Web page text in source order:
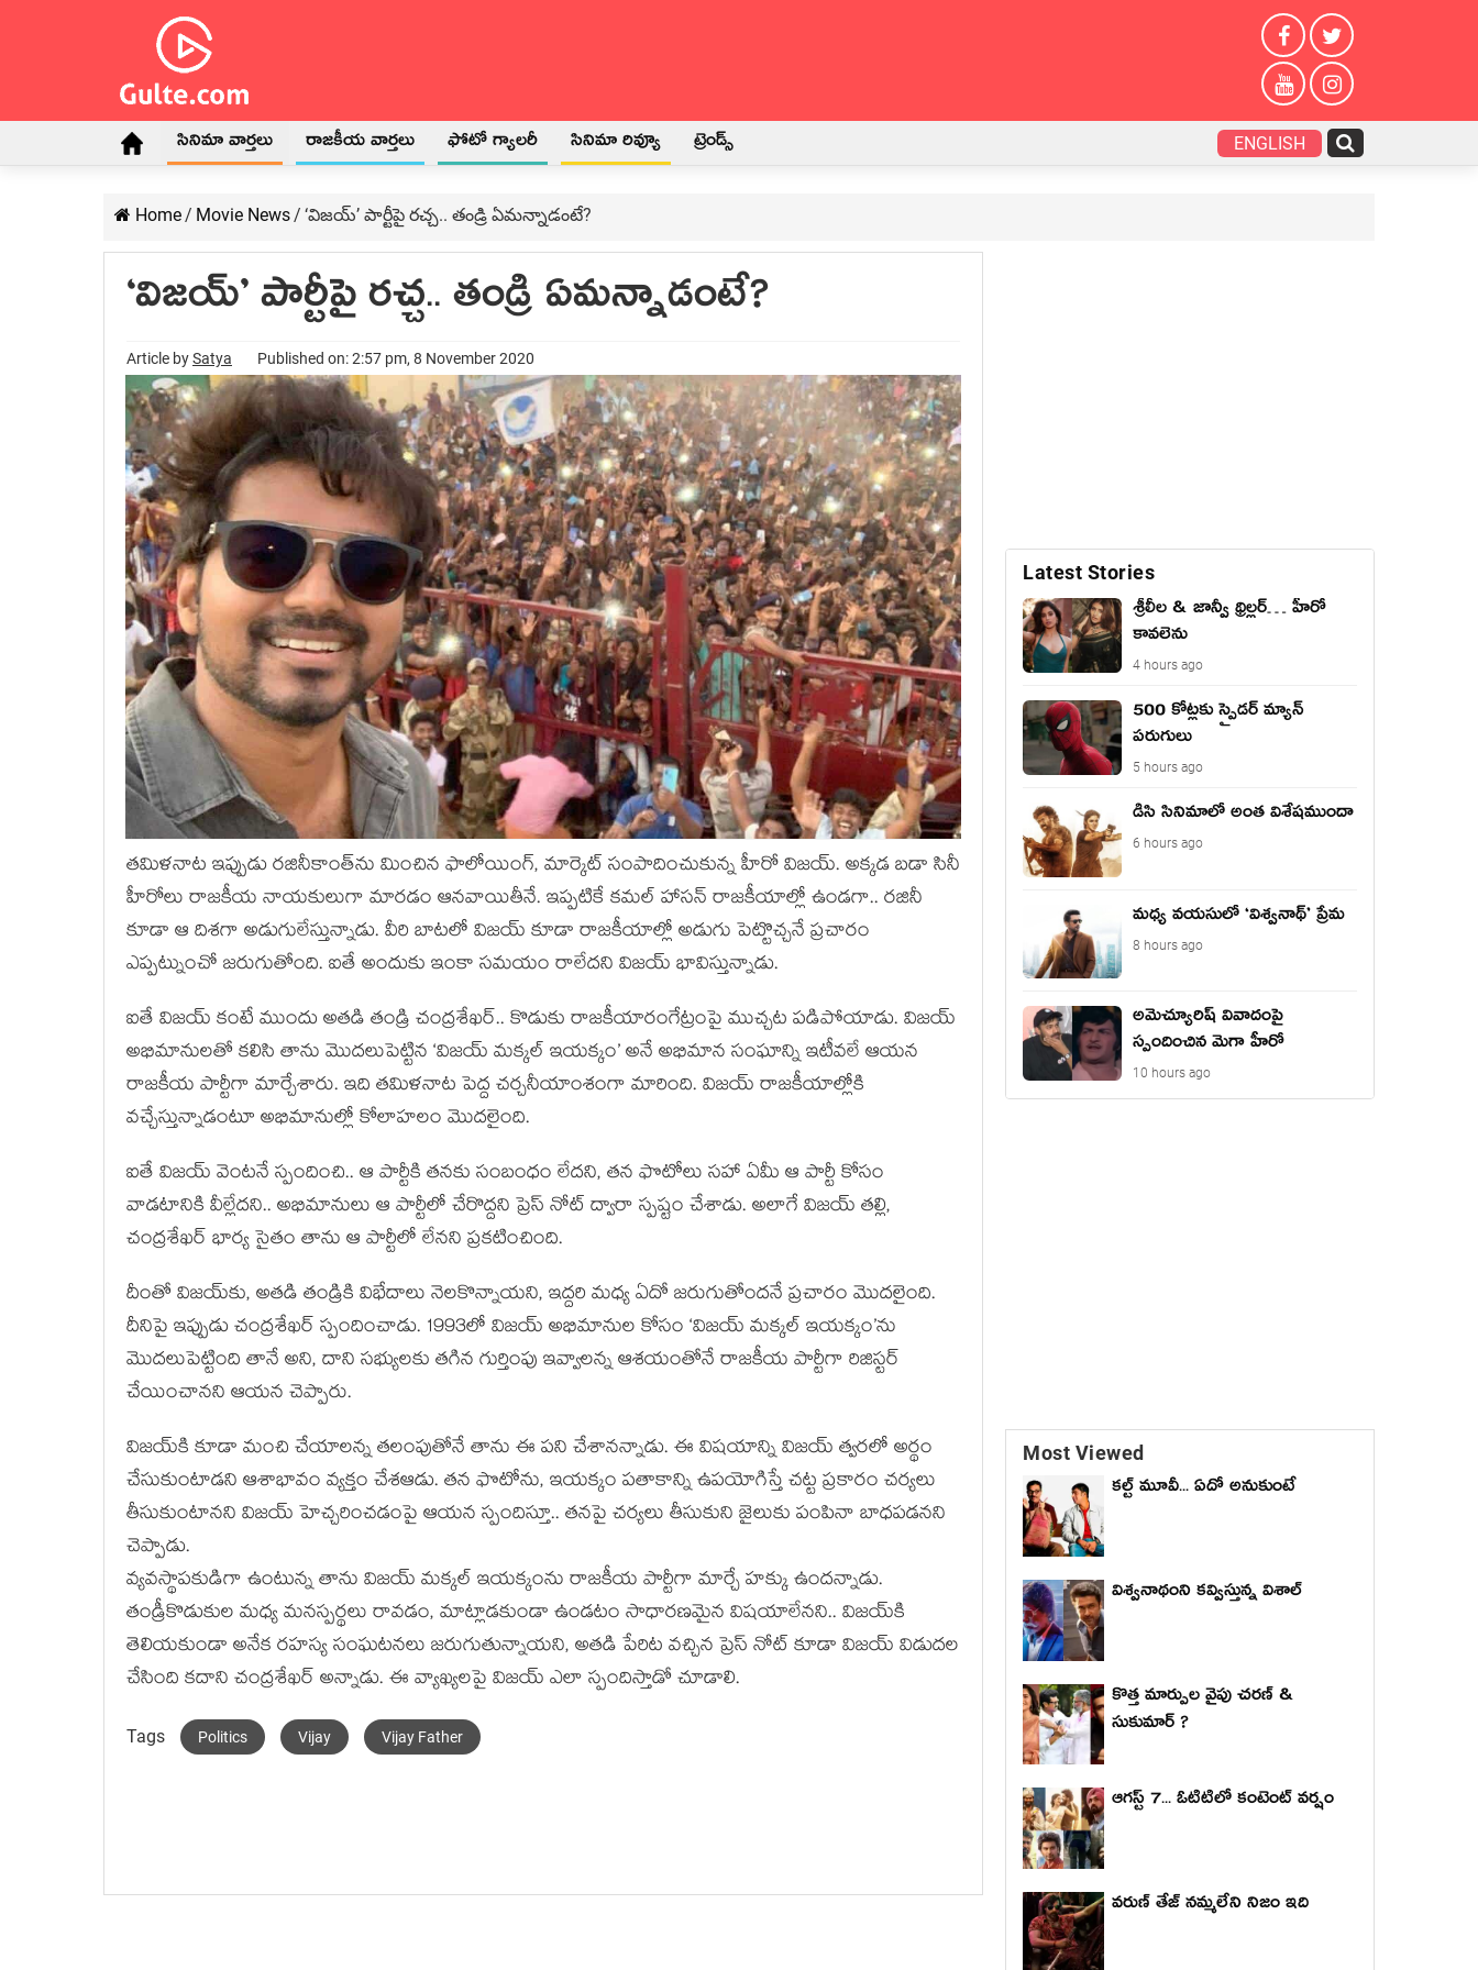
సినిమా వార్తలు రాజకీయ వార్తలు ఫోటో గ్యాలరీ సినిమా రివ్యూ ట్రెండ్స్ ENGLISH
Home/ Movie News/ ‘విజయ్’ పార్టీపై రచ్చ.. తండ్రి ఏమన్నాడంటే?
‘విజయ్’ పార్టీపై రచ్చ.. తండ్రి ఏమన్నాడంటే?
Article bySatya Published on: 2:57 pm, 8 November 2020
తమిళనాట ఇప్పుడు రజినీకాంత్‌ను మించిన ఫాలోయింగ్, మార్కెట్ సంపాదించుకున్న హీరో విజయ్. అక్కడ బడా సినీ
హీరోలు రాజకీయ నాయకులుగా మారడం ఆనవాయితీనే. ఇప్పటికే కమల్ హాసన్ రాజకీయాల్లో ఉండగా.. రజినీ
కూడా ఆ దిశగా అడుగులేస్తున్నాడు. వీరి బాటలో విజయ్ కూడా రాజకీయాల్లో అడుగు పెట్టొచ్చనే ప్రచారం
ఎప్పట్నుంచో జరుగుతోంది. ఐతే అందుకు ఇంకా సమయం రాలేదని విజయ్ భావిస్తున్నాడు.
ఐతే విజయ్ కంటే ముందు అతడి తండ్రి చంద్రశేఖర్.. కొడుకు రాజకీయారంగేట్రంపై ముచ్చట పడిపోయాడు. విజయ్
అభిమానులతో కలిసి తాను మొదలుపెట్టిన ‘విజయ్ మక్కల్ ఇయక్కం’ అనే అభిమాన సంఘాన్ని ఇటీవలే ఆయన
రాజకీయ పార్టీగా మార్చేశారు. ఇది తమిళనాట పెద్ద చర్చనీయాంశంగా మారింది. విజయ్ రాజకీయాల్లోకి
వచ్చేస్తున్నాడంటూ అభిమానుల్లో కోలాహలం మొదలైంది.
ఐతే విజయ్ వెంటనే స్పందించి.. ఆ పార్టీకి తనకు సంబంధం లేదని, తన ఫొటోలు సహా ఏమీ ఆ పార్టీ కోసం
వాడటానికి వీల్లేదని.. అభిమానులు ఆ పార్టీలో చేరొద్దని ప్రెస్ నోట్ ద్వారా స్పష్టం చేశాడు. అలాగే విజయ్ తల్లి,
చంద్రశేఖర్ భార్య సైతం తాను ఆ పార్టీలో లేనని ప్రకటించింది.
దీంతో విజయ్‌కు, అతడి తండ్రికి విభేదాలు నెలకొన్నాయని, ఇద్దరి మధ్య ఏదో జరుగుతోందనే ప్రచారం మొదలైంది.
దీనిపై ఇప్పుడు చంద్రశేఖర్ స్పందించాడు. 1993లో విజయ్ అభిమానుల కోసం ‘విజయ్ మక్కల్ ఇయక్కం’ను
మొదలుపెట్టింది తానే అని, దాని సభ్యులకు తగిన గుర్తింపు ఇవ్వాలన్న ఆశయంతోనే రాజకీయ పార్టీగా రిజిస్టర్‌
చేయించానని ఆయన చెప్పారు.
విజయ్‌కి కూడా మంచి చేయాలన్న తలంపుతోనే తాను ఈ పని చేశానన్నాడు. ఈ విషయాన్ని విజయ్‌ త్వరలో అర్థం
చేసుకుంటాడని ఆశాభావం వ్యక్తం చేశఆడు. తన ఫొటోను, ఇయక్కం పతాకాన్ని ఉపయోగిస్తే చట్ట ప్రకారం చర్యలు
తీసుకుంటానని విజయ్‌ హెచ్చరించడంపై ఆయన స్పందిస్తూ.. తనపై చర్యలు తీసుకుని జైలుకు పంపినా బాధపడనని
చెప్పాడు.
వ్యవస్థాపకుడిగా ఉంటున్న తాను విజయ్‌ మక్కల్‌ ఇయక్కంను రాజకీయ పార్టీగా మార్చే హక్కు ఉందన్నాడు.
తండ్రీకొడుకుల మధ్య మనస్పర్థలు రావడం, మాట్లాడకుండా ఉండటం సాధారణమైన విషయాలేనని.. విజయ్‌కి
తెలియకుండా అనేక రహస్య సంఘటనలు జరుగుతున్నాయని, అతడి పేరిట వచ్చిన ప్రెస్ నోట్ కూడా విజయ్ విడుదల
చేసింది కదాని చంద్రశేఖర్ అన్నాడు. ఈ వ్యాఖ్యలపై విజయ్ ఎలా స్పందిస్తాడో చూడాలి.
Tags Politics Vijay Vijay Father
Latest Stories
శ్రీలీల & జాన్వీ థ్రిల్లర్… హీరో
కావలెను
4 hours ago
500 కోట్లకు స్పైడర్ మ్యాన్
పరుగులు
5 hours ago
డిసి సినిమాలో అంత విశేషముందా
6 hours ago
మధ్య వయసులో ‘విశ్వనాథ్’ ప్రేమ
8 hours ago
అమెచ్యూరిష్ వివాదంపై
స్పందించిన మెగా హీరో
10 hours ago
Most Viewed
కల్ట్ మూవీ... ఏదో అనుకుంటే
విశ్వనాథంని కవ్విస్తున్న విశాల్
కొత్త మార్పుల వైపు చరణ్ &
సుకుమార్ ?
ఆగస్ట్ 7... ఓటిటిలో కంటెంట్ వర్షం
వరుణ్ తేజ్ నమ్మలేని నిజం ఇది